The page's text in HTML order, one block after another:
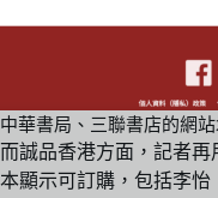
中華書局、三聯書店的網
而誠品香港方面，記者
本顯示可訂購，包括李怡